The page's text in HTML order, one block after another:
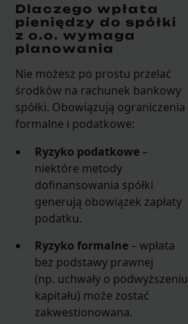
Dlaczego wpłata
pieniędzy do spółki
z o.o. wymaga
planowania
Nie możesz po prostu przelać
środków na rachunek bankowy
spółki. Obowiązują ograniczenia
formalne i podatkowe:
Ryzyko podatkowe –
niektóre metody
dofinansowania spółki
generują obowiązek zapłaty
podatku.
Ryzyko formalne – wpłata
bez podstawy prawnej
(np. uchwały o podwyższeniu
kapitału) może zostać
zakwestionowana.